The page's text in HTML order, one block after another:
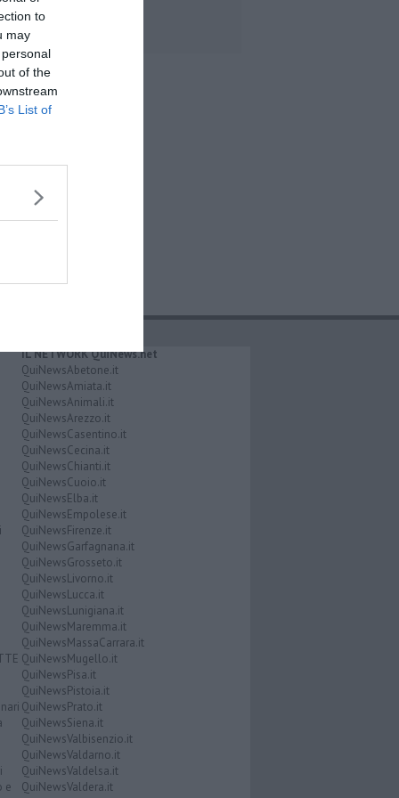
to
may
of the
List of
e
IL NETWORK QuiNews.net
QuiNewsAbetone.it
QuiNewsAmiata.it
QuiNewsAnimali.it
QuiNewsArezzo.it
QuiNewsCasentino.it
QuiNewsCecina.it
QuiNewsChianti.it
QuiNewsCuoio.it
QuiNewsElba.it
QuiNewsEmpolese.it
QuiNewsFirenze.it
QuiNewsGarfagnana.it
QuiNewsGrosseto.it
QuiNewsLivorno.it
QuiNewsLucca.it
QuiNewsLunigiana.it
QuiNewsMaremma.it
QuiNewsMassaCarrara.it
QuiNewsMugello.it
QuiNewsPisa.it
QuiNewsPistoia.it
QuiNewsPrato.it
QuiNewsSiena.it
QuiNewsValbisenzio.it
QuiNewsValdarno.it
QuiNewsValdelsa.it
QuiNewsValdera.it